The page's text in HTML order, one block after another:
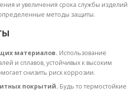
и увеличения срока службы изделий
методы защиты.
материалов. Использование
и сплавов, устойчивых к высоким
снизить риск коррозии.
покрытий. Будь то термостойкие